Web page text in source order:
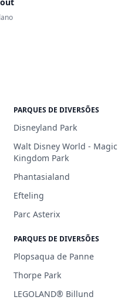
PARQUES DE DIVERSÕES
Disneyland Park
Walt Disney World - Magic
Kingdom Park
Phantasialand
Efteling
Parc Asterix
PARQUES DE DIVERSÕES
Plopsaqua de Panne
Thorpe Park
LEGOLAND® Billund